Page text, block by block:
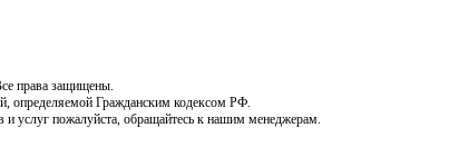
права защищены.
определяемой Гражданским кодексом РФ.
услуг пожалуйста, обращайтесь к нашим менеджерам.